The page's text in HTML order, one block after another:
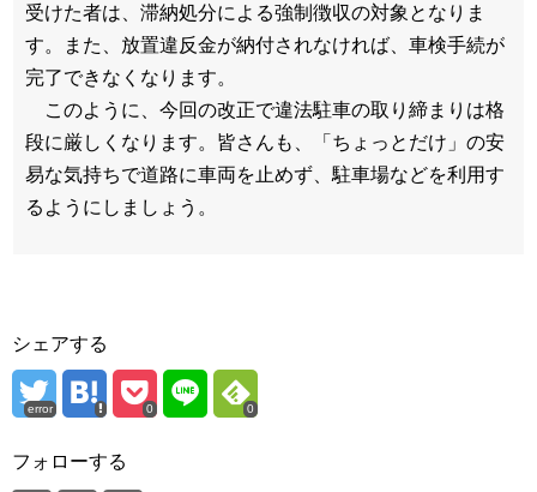
受けた者は、滞納処分による強制徴収の対象となりま
す。また、放置違反金が納付されなければ、車検手続が
完了できなくなります。
このように、今回の改正で違法駐車の取り締まりは格
段に厳しくなります。皆さんも、「ちょっとだけ」の安
易な気持ちで道路に車両を止めず、駐車場などを利用す
るようにしましょう。
シェアする
error 0 0
フォローする